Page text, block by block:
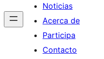
Noticias
Acerca de
Participa
Contacto